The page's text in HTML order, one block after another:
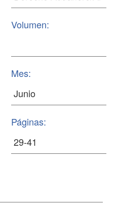
Volumen:
Mes:
Páginas: